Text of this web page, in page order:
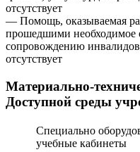
отсутствует
— Помощь, оказываемая
прошедшими необходимое
сопровождению
отсутствует
Материально-
Доступной среды
Специально
учебные кабинеты